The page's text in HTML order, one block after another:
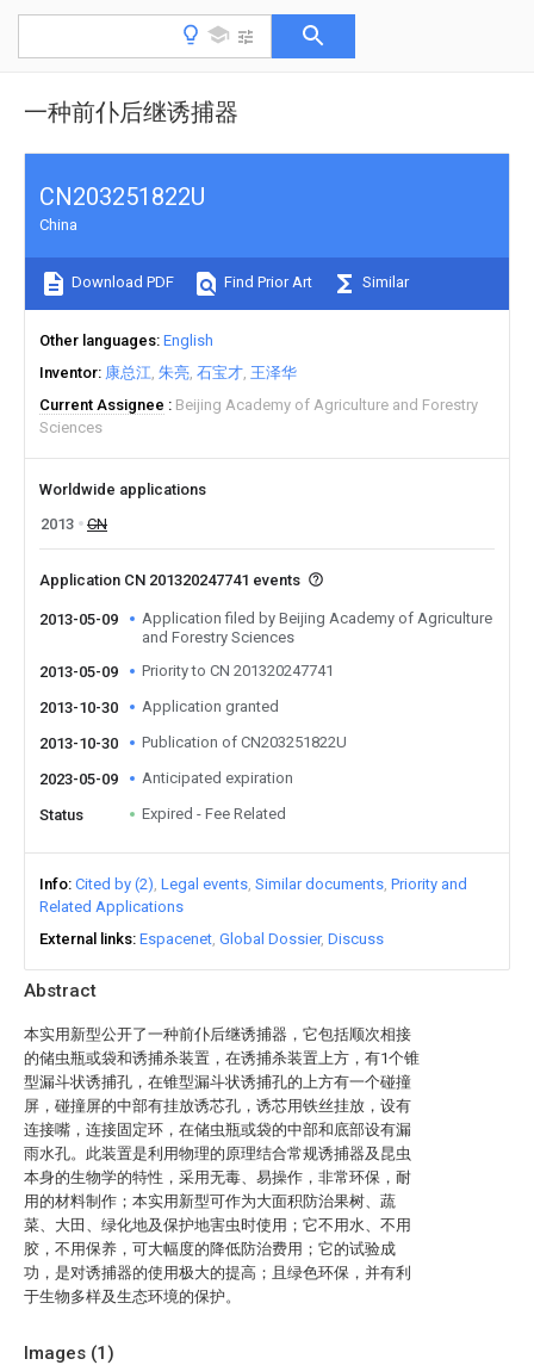
一种前仆后继诱捕器
Abstract
本实用新型公开了一种前仆后继诱捕器，它包括顺次相接
的储虫瓶或袋和诱捕杀装置，在诱捕杀装置上方，有1个锥
型漏斗状诱捕孔，在锥型漏斗状诱捕孔的上方有一个碰撞
屏，碰撞屏的中部有挂放诱芯孔，诱芯用铁丝挂放，设有
连接嘴，连接固定环，在储虫瓶或袋的中部和底部设有漏
雨水孔。此装置是利用物理的原理结合常规诱捕器及昆虫
本身的生物学的特性，采用无毒、易操作，非常环保，耐
用的材料制作；本实用新型可作为大面积防治果树、蔬
菜、大田、绿化地及保护地害虫时使用；它不用水、不用
胶，不用保养，可大幅度的降低防治费用；它的试验成
功，是对诱捕器的使用极大的提高；且绿色环保，并有利
于生物多样及生态环境的保护。
Images (1)
CN203251822U
China
Download PDF Find Prior Art Similar
Other languages English
Inventor 康总江 朱亮 石宝才 王泽华
Current Assignee
Beijing Academy of Agriculture and Forestry
Sciences
Worldwide applications
2013
CN
Application CN 201320247741 events
2013-05-09
Application filed by Beijing Academy of Agriculture
and Forestry Sciences
2013-05-09
Priority to CN 201320247741
2013-10-30 Application granted
2013-10-30 Publication of CN203251822U
2023-05-09 Anticipated expiration
Status Expired - Fee Related
Info Cited by (2) Legal events Similar documents Priority and
Related Applications
External links Espacenet Global Dossier Discuss